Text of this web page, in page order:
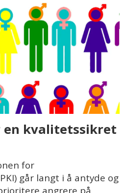
en kvalitetssikret
for
går langt i å antyde og